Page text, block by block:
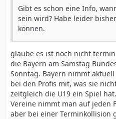
Gibt es schon eine Info,
sein wird? Habe leider
können.
glaube es ist noch nicht
die Bayern am Samstag
Sonntag. Bayern nimmt
bei den Profis mit, was sie
zeitgleich die U19 ein Spiel
Vereine nimmt man auf jeden
aber bei einer Terminkollision